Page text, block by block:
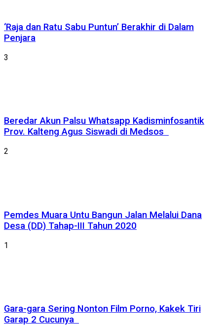
‘Raja dan Ratu Sabu Puntun’ Berakhir di Dalam
Penjara
3
Beredar Akun Palsu Whatsapp Kadisminfosantik
Prov. Kalteng Agus Siswadi di Medsos
2
Pemdes Muara Untu Bangun Jalan Melalui Dana
Desa (DD) Tahap-III Tahun 2020
1
Gara-gara Sering Nonton Film Porno, Kakek Tiri
Garap 2 Cucunya